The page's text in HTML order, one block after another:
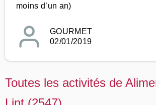
moins d’un an)
GOURMET
02/01/2019
Toutes les activités de